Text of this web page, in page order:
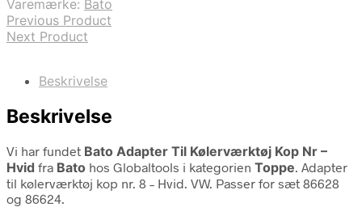
Varemærke: Bato
Previous Product
Next Product
Beskrivelse
Beskrivelse
Vi har fundet Bato Adapter Til Kølerværktøj Kop Nr –
Hvid fra Bato hos Globaltools i kategorien Toppe. Adapter
til kølerværktøj kop nr. 8 – Hvid. VW. Passer for sæt 86628
og 86624.